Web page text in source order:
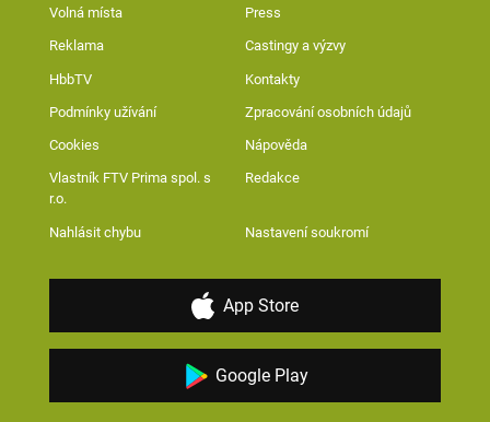
Volná místa Press
Reklama Castingy a výzvy
HbbTV Kontakty
Podmínky užívání Zpracování osobních údajů
Cookies Nápověda
Vlastník FTV Prima spol. s
r.o.
Redakce
Nahlásit chybu Nastavení soukromí
App Store
Google Play